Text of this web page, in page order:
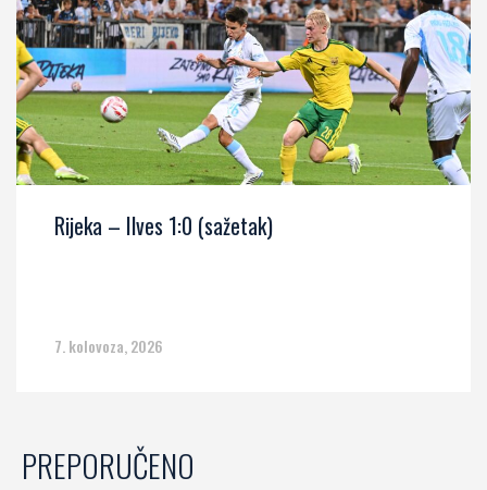
Rijeka – Ilves 1:0 (sažetak)
7. kolovoza, 2026
PREPORUČENO